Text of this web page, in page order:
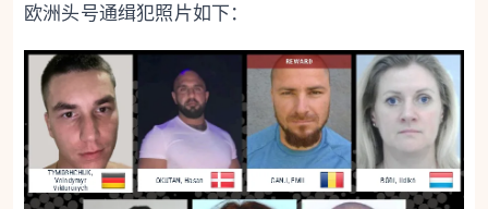
欧洲头号通缉犯照片如下：